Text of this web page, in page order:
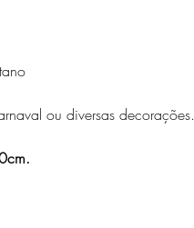
ou diversas decorações.